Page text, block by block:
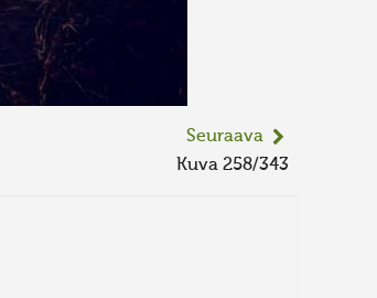
Seuraava
Kuva 258/343